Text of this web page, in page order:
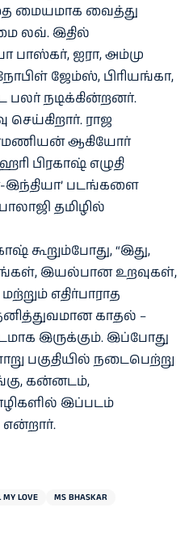
மையமாக வைத்து
லவ். இதில்
பாஸ்கர், ஐரா, அம்மு
ஜேம்ஸ், பிரியங்கா,
நடிக்கின்றனர்.
செய்கிறார். ராஜ
ஆகியோர்
பிரகாஷ் எழுதி
இந்தியா’ படங்களை
தமிழில்
கூறும்போது, “இது,
இயல்பான உறவுகள்,
எதிர்பாராத
காதல் –
இருக்கும். இப்போது
பகுதியில் நடைபெற்று
கன்னடம்,
இப்படம்
என்றார்.
MY LOVE
MS BHASKAR